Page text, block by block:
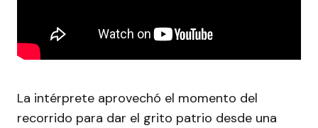
La intérprete aprovechó el momento del
recorrido para dar el grito patrio desde una